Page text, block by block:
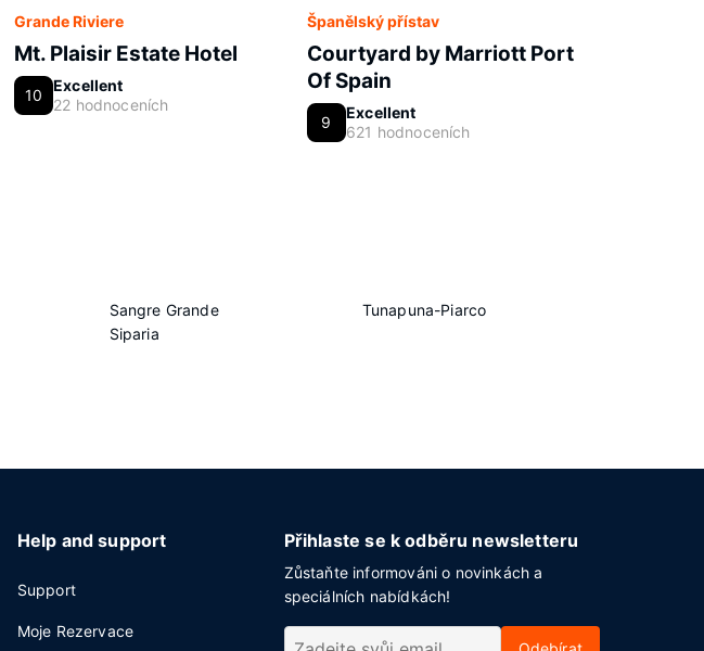
Grande Riviere
Mt. Plaisir Estate Hotel
10
Excellent
22 hodnoceních
Španělský přístav
Courtyard by Marriott Port
Of Spain
9
Excellent
621 hodnoceních
Sangre Grande
Siparia
Tunapuna-Piarco
Help and support
Support
Moje Rezervace
Přihlaste se k odběru newsletteru
Zůstaňte informováni o novinkách a
speciálních nabídkách!